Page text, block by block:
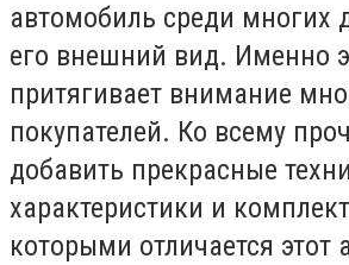
автомобиль среди многих
его внешний вид. Именно
притягивает внимание
покупателей. Ко всему
добавить прекрасные
характеристики и
которыми отличается этот